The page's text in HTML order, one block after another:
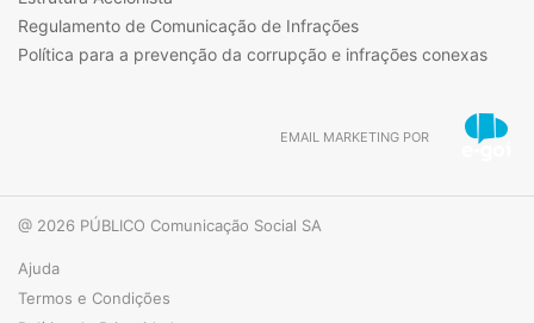
Regulamento de Comunicação de Infrações
Política para a prevenção da corrupção e infrações conexas
EMAIL MARKETING POR
@ 2026 PÚBLICO Comunicação Social SA
Ajuda
Termos e Condições